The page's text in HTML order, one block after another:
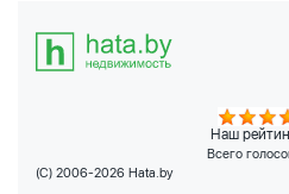
Наш
Всего
(C) 2006-2026 Hata.by